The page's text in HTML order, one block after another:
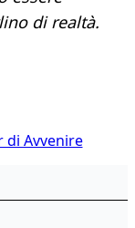
di realtà.
di Avvenire